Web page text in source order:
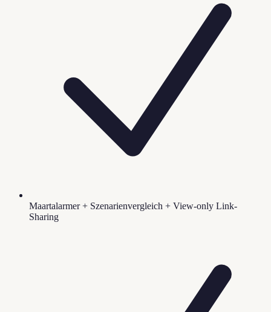
Maartalarmer + Szenarienvergleich + View-only Link-
Sharing